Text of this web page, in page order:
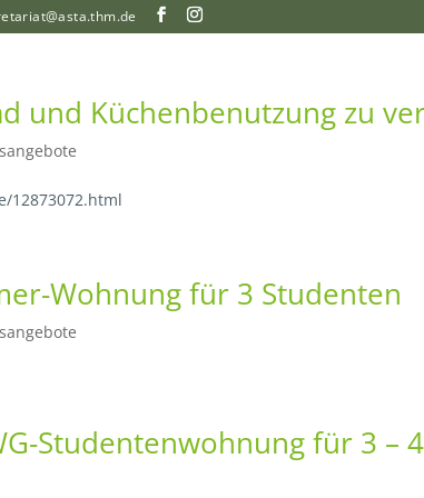
und Küchenbenutzung zu
12873072.html
Wohnung für 3 Studenten
Studentenwohnung für 3 – 4